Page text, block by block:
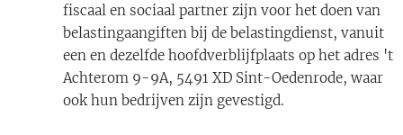
fiscaal en sociaal partner zijn voor het doen van
belastingaangiften bij de belastingdienst, vanuit
een en dezelfde hoofdverblijfplaats op het adres 't
Achterom 9-9A, 5491 XD Sint-Oedenrode, waar
ook hun bedrijven zijn gevestigd.